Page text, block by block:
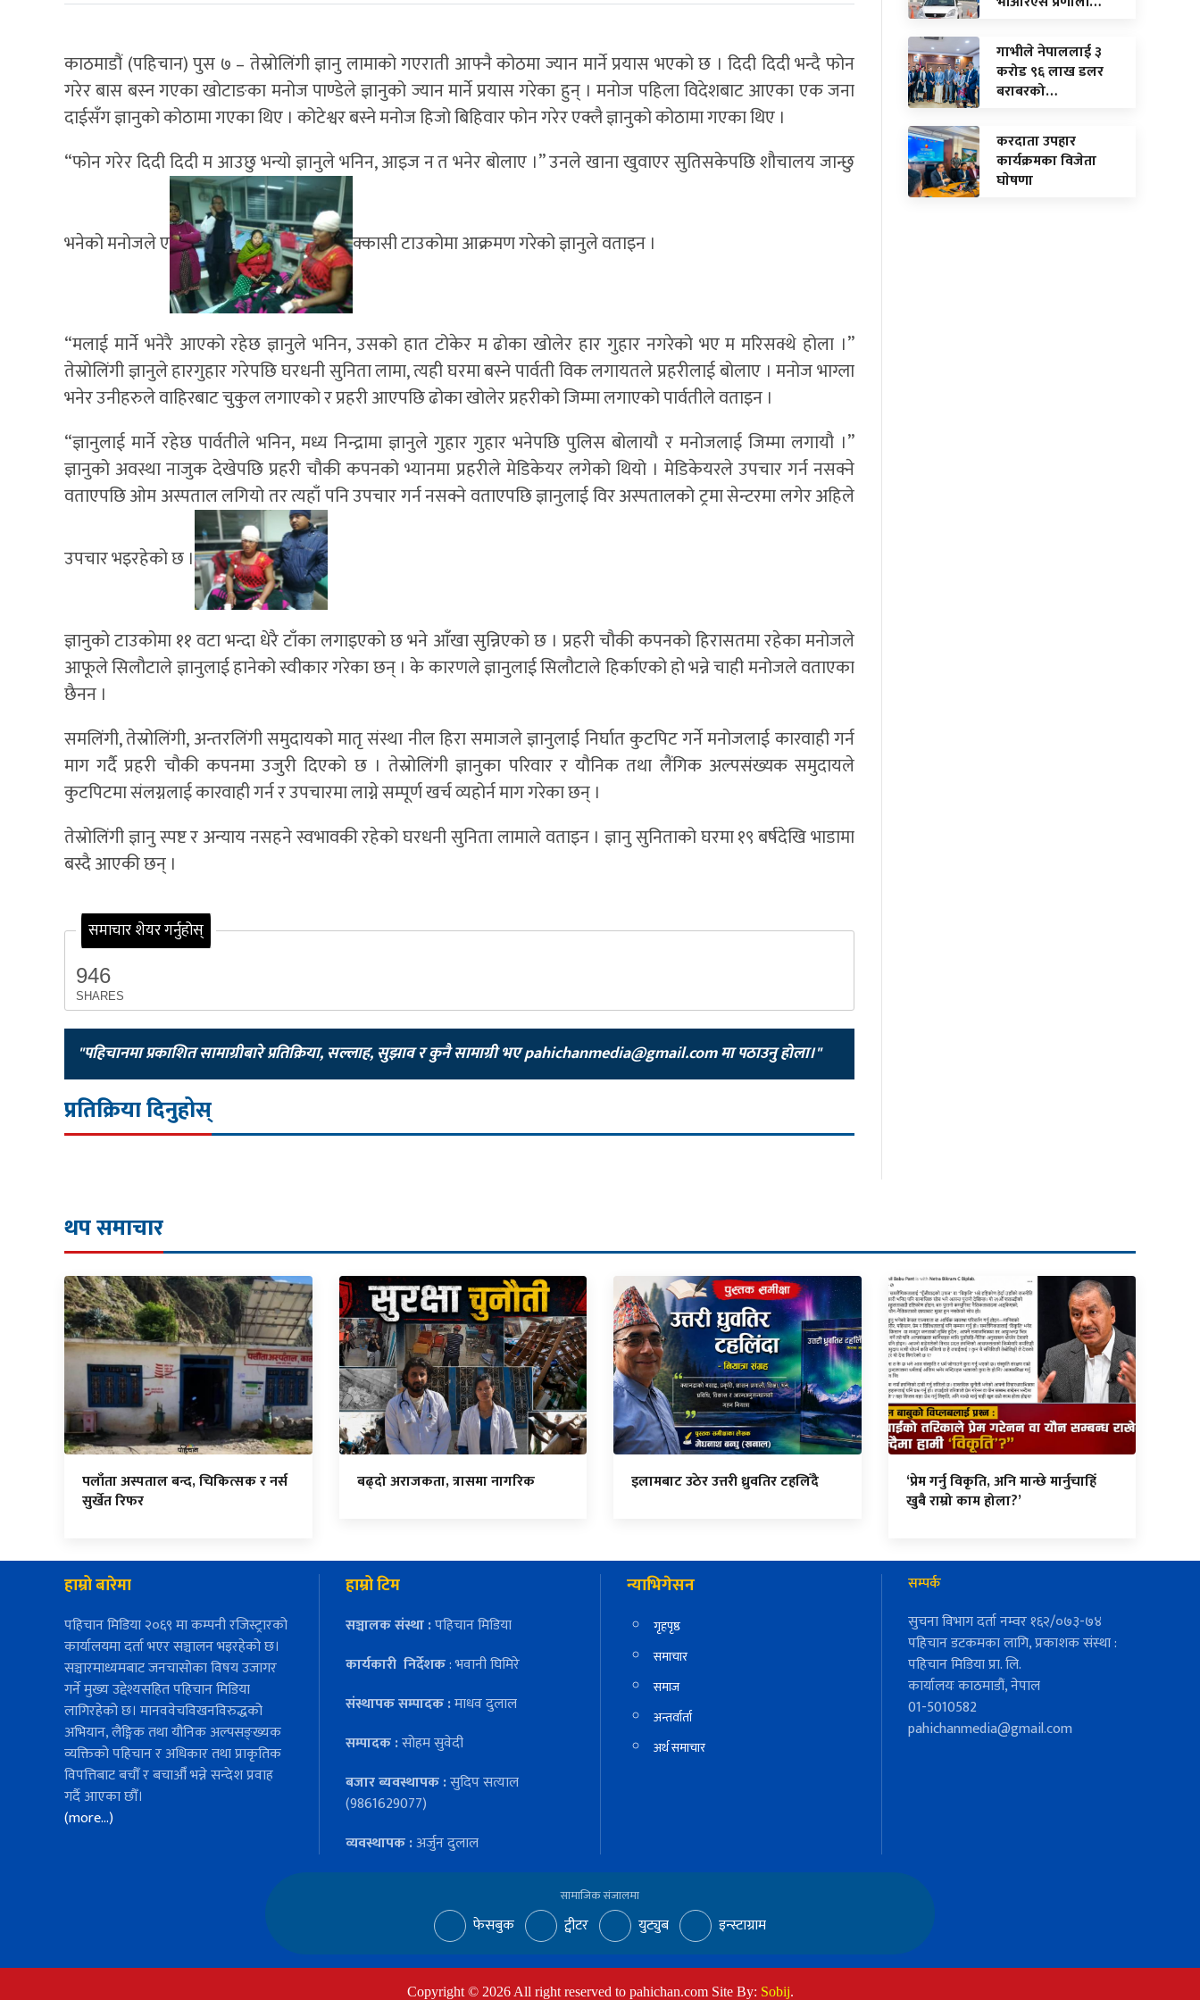
काठमाडौं (पहिचान) पुस ७ – तेस्रोलिंगी ज्ञानु लामाको गएराती आफ्नै कोठमा ज्यान मार्ने प्रयास भएको छ । दिदी दिदी भन्दै फोन
गरेर बास बस्न गएका खोटाङका मनोज पाण्डेले ज्ञानुको ज्यान मार्ने प्रयास गरेका हुन् । मनोज पहिला विदेशबाट आएका एक जना
दाईसँग ज्ञानुको कोठामा गएका थिए । कोटेश्वर बस्ने मनोज हिजो बिहिवार फोन गरेर एक्लै ज्ञानुको कोठामा गएका थिए ।
“फोन गरेर दिदी दिदी म आउछु भन्यो ज्ञानुले भनिन, आइज न त भनेर बोलाए ।” उनले खाना खुवाएर सुतिसकेपछि शौचालय जान्छु
भनेको मनोजले ए क्कासी टाउकोमा आक्रमण गरेको ज्ञानुले वताइन ।
“मलाई मार्ने भनेरै आएको रहेछ ज्ञानुले भनिन, उसको हात टोकेर म ढोका खोलेर हार गुहार नगरेको भए म मरिसक्थे होला ।”
तेस्रोलिंगी ज्ञानुले हारगुहार गरेपछि घरधनी सुनिता लामा, त्यही घरमा बस्ने पार्वती विक लगायतले प्रहरीलाई बोलाए । मनोज भाग्ला
भनेर उनीहरुले वाहिरबाट चुकुल लगाएको र प्रहरी आएपछि ढोका खोलेर प्रहरीको जिम्मा लगाएको पार्वतीले वताइन ।
“ज्ञानुलाई मार्ने रहेछ पार्वतीले भनिन, मध्य निन्द्रामा ज्ञानुले गुहार गुहार भनेपछि पुलिस बोलायौ र मनोजलाई जिम्मा लगायौ ।”
ज्ञानुको अवस्था नाजुक देखेपछि प्रहरी चौकी कपनको भ्यानमा प्रहरीले मेडिकेयर लगेको थियो । मेडिकेयरले उपचार गर्न नसक्ने
वताएपछि ओम अस्पताल लगियो तर त्यहाँ पनि उपचार गर्न नसक्ने वताएपछि ज्ञानुलाई विर अस्पतालको ट्रमा सेन्टरमा लगेर अहिले
उपचार भइरहेको छ ।
ज्ञानुको टाउकोमा ११ वटा भन्दा धेरै टाँका लगाइएको छ भने आँखा सुन्निएको छ । प्रहरी चौकी कपनको हिरासतमा रहेका मनोजले
आफूले सिलौटाले ज्ञानुलाई हानेको स्वीकार गरेका छन् । के कारणले ज्ञानुलाई सिलौटाले हिर्काएको हो भन्ने चाही मनोजले वताएका
छैनन ।
समलिंगी, तेस्रोलिंगी, अन्तरलिंगी समुदायको मातृ संस्था नील हिरा समाजले ज्ञानुलाई निर्घात कुटपिट गर्ने मनोजलाई कारवाही गर्न
माग गर्दै प्रहरी चौकी कपनमा उजुरी दिएको छ । तेस्रोलिंगी ज्ञानुका परिवार र यौनिक तथा लैंगिक अल्पसंख्यक समुदायले
कुटपिटमा संलग्नलाई कारवाही गर्न र उपचारमा लाग्ने सम्पूर्ण खर्च व्यहोर्न माग गरेका छन् ।
तेस्रोलिंगी ज्ञानु स्पष्ट र अन्याय नसहने स्वभावकी रहेको घरधनी सुनिता लामाले वताइन । ज्ञानु सुनिताको घरमा १९ बर्षदेखि भाडामा
बस्दै आएकी छन् ।
समाचार शेयर गर्नुहोस्
946
SHARES
"पहिचानमा प्रकाशित सामाग्रीबारे प्रतिक्रिया, सल्लाह, सुझाव र कुनै सामाग्री भएpahichanmedia@gmail.comमा पठाउनु होला।"
प्रतिक्रिया दिनुहोस्
गाभीले नेपाललाई ३
करोड ९६ लाख डलर
बराबरको…
करदाता उपहार
कार्यक्रमका विजेता
घाेषणा
थप समाचार
पलाँता अस्पताल बन्द, चिकित्सक र नर्स
सुर्खेत रिफर
बढ्दो अराजकता, त्रासमा नागरिक इलामबाट उठेर उत्तरी ध्रुवतिर टहलिँदै
‘प्रेम गर्नु विकृति, अनि मान्छे मार्नुचाहिँ
खुबै राम्रो काम होला?’
हाम्रो बारेमा
पहिचान मिडिया २०६९ मा कम्पनी रजिस्ट्रारको
कार्यालयमा दर्ता भएर सञ्चालन भइरहेको छ।
सञ्चारमाध्यमबाट जनचासोका विषय उजागर
गर्ने मुख्य उद्देश्यसहित पहिचान मिडिया
लागिरहेको छ। मानववेचविखनविरुद्धको
अभियान, लैङ्गिक तथा यौनिक अल्पसङ्ख्यक
व्यक्तिको पहिचान र अधिकार तथा प्राकृतिक
विपत्तिबाट बचौँ र बचाऔँ भन्ने सन्देश प्रवाह
गर्दै आएका छौँ।
(more…)
हाम्रो टिम
सञ्चालक संस्था :पहिचान मिडिया
कार्यकारी निर्देशक: भवानी घिमिरे
संस्थापक सम्पादक :माधव दुलाल
सम्पादक :सोहम सुवेदी
बजार ब्यवस्थापक :सुदिप सत्याल
(9861629077)
व्यवस्थापक :अर्जुन दुलाल
न्याभिगेसन
गृहपृष्ठ
समाचार
समाज
अन्तर्वार्ता
अर्थ समाचार
सम्पर्क
सुचना विभाग दर्ता नम्वर १६२/०७३-७४
पहिचान डटकमका लागि, प्रकाशक संस्था :
पहिचान मिडिया प्रा. लि.
कार्यालयः काठमाडौं, नेपाल
01-5010582
pahichanmedia@gmail.com
सामाजिक संजालमा
फेसबुक ट्वीटर युट्युब इन्स्टाग्राम
Copyright © 2026 All right reserved to pahichan.com Site By: Sobij.